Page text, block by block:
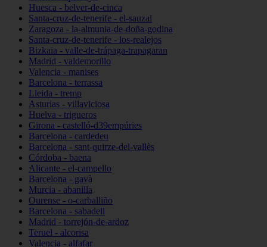
Huesca - belver-de-cinca
Santa-cruz-de-tenerife - el-sauzal
Zaragoza - la-almunia-de-doña-godina
Santa-cruz-de-tenerife - los-realejos
Bizkaia - valle-de-trápaga-trapagaran
Madrid - valdemorillo
Valencia - manises
Barcelona - terrassa
Lleida - tremp
Asturias - villaviciosa
Huelva - trigueros
Girona - castelló-d39empúries
Barcelona - cardedeu
Barcelona - sant-quirze-del-vallès
Córdoba - baena
Alicante - el-campello
Barcelona - gavà
Murcia - abanilla
Ourense - o-carballiño
Barcelona - sabadell
Madrid - torrejón-de-ardoz
Teruel - alcorisa
Valencia - alfafar